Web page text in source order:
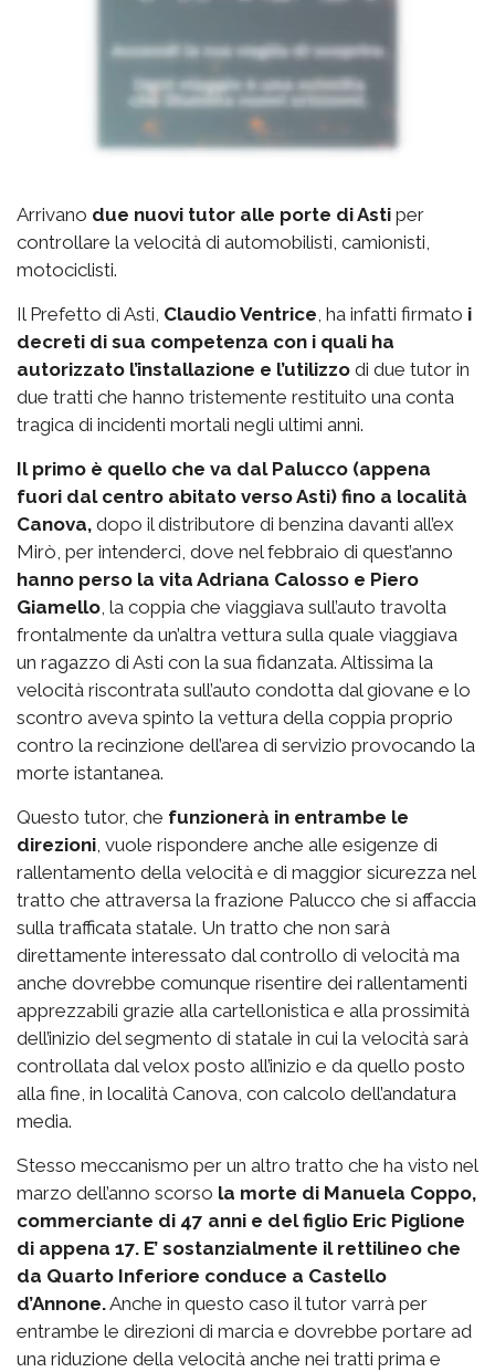
Arrivano due nuovi tutor alle porte di Asti per
controllare la velocità di automobilisti, camionisti,
motociclisti.
Il Prefetto di Asti, Claudio Ventrice, ha infatti firmato i
decreti di sua competenza con i quali ha
autorizzato l’installazione e l’utilizzo di due tutor in
due tratti che hanno tristemente restituito una conta
tragica di incidenti mortali negli ultimi anni.
Il primo è quello che va dal Palucco (appena
fuori dal centro abitato verso Asti) fino a località
Canova, dopo il distributore di benzina davanti all’ex
Mirò, per intenderci, dove nel febbraio di quest’anno
hanno perso la vita Adriana Calosso e Piero
Giamello, la coppia che viaggiava sull’auto travolta
frontalmente da un’altra vettura sulla quale viaggiava
un ragazzo di Asti con la sua fidanzata. Altissima la
velocità riscontrata sull’auto condotta dal giovane e lo
scontro aveva spinto la vettura della coppia proprio
contro la recinzione dell’area di servizio provocando la
morte istantanea.
Questo tutor, che funzionerà in entrambe le
direzioni, vuole rispondere anche alle esigenze di
rallentamento della velocità e di maggior sicurezza nel
tratto che attraversa la frazione Palucco che si affaccia
sulla trafficata statale. Un tratto che non sarà
direttamente interessato dal controllo di velocità ma
anche dovrebbe comunque risentire dei rallentamenti
apprezzabili grazie alla cartellonistica e alla prossimità
dell’inizio del segmento di statale in cui la velocità sarà
controllata dal velox posto all’inizio e da quello posto
alla fine, in località Canova, con calcolo dell’andatura
media.
Stesso meccanismo per un altro tratto che ha visto nel
marzo dell’anno scorso la morte di Manuela Coppo,
commerciante di 47 anni e del figlio Eric Piglione
di appena 17. E’ sostanzialmente il rettilineo che
da Quarto Inferiore conduce a Castello
d’Annone.Anche in questo caso il tutor varrà per
entrambe le direzioni di marcia e dovrebbe portare ad
una riduzione della velocità anche nei tratti prima e